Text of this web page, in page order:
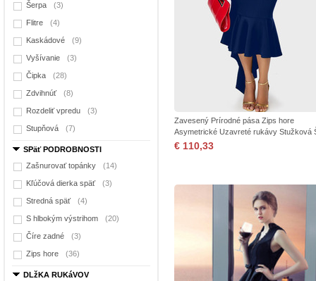
Šerpa (3)
Flitre (4)
Kaskádové (9)
Vyšívanie (3)
Čipka (28)
Zdvihnúť (8)
Rozdeliť vpredu (3)
Stupňová (7)
SPäť PODROBNOSTI
Zašnurovať topánky
(14)
Kľúčová dierka späť (3)
Stredná späť (4)
S hlbokým výstrihom (20)
Číre zadné (3)
Zips hore (36)
DLžKA RUKáVOV
Zavesený Prírodné pása Zips hore
Asymetrické Uzavreté rukávy Stužková
€ 110,33